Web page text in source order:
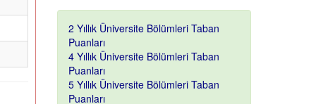
2 Yıllık Üniversite Bölümleri Taban
Puanları
4 Yıllık Üniversite Bölümleri Taban
Puanları
5 Yıllık Üniversite Bölümleri Taban
Puanları